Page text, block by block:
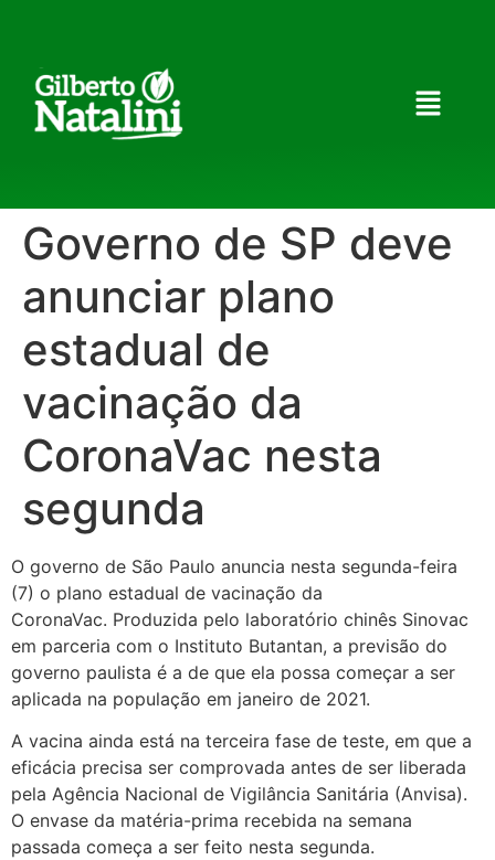
Governo de SP deve
anunciar plano
estadual de
vacinação da
CoronaVac nesta
segunda
O governo de São Paulo anuncia nesta segunda-feira
(7) o plano estadual de vacinação da
CoronaVac. Produzida pelo laboratório chinês Sinovac
em parceria com o Instituto Butantan, a previsão do
governo paulista é a de que ela possa começar a ser
aplicada na população em janeiro de 2021.
A vacina ainda está na terceira fase de teste, em que a
eficácia precisa ser comprovada antes de ser liberada
pela Agência Nacional de Vigilância Sanitária (Anvisa).
O envase da matéria-prima recebida na semana
passada começa a ser feito nesta segunda.